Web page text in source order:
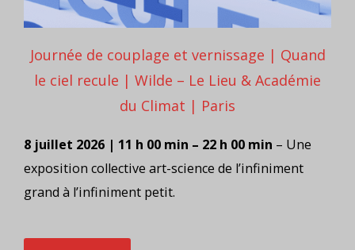
Journée de couplage et vernissage | Quand
le ciel recule | Wilde – Le Lieu & Académie
du Climat | Paris
8 juillet 2026 | 11 h 00 min – 22 h 00 min – Une
exposition collective art-science de l’infiniment
grand à l’infiniment petit.